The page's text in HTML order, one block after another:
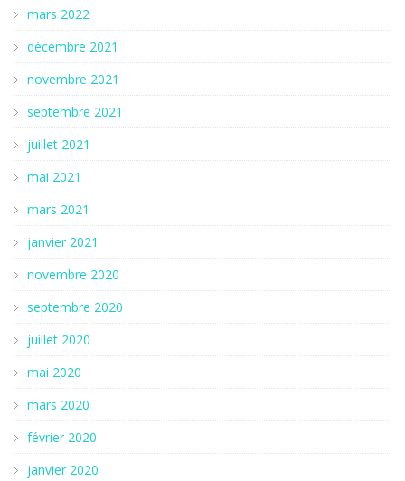
mars 2022
décembre 2021
novembre 2021
septembre 2021
juillet 2021
mai 2021
mars 2021
janvier 2021
novembre 2020
septembre 2020
juillet 2020
mai 2020
mars 2020
février 2020
janvier 2020